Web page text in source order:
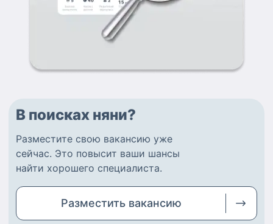
В поисках няни?
Разместите свою вакансию уже
сейчас. Это повысит ваши шансы
найти хорошего специалиста.
Разместить вакансию